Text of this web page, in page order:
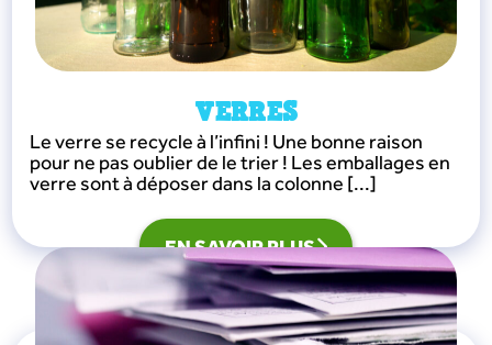
VERRES
Le verre se recycle à l’infini ! Une bonne raison
pour ne pas oublier de le trier ! Les emballages en
verre sont à déposer dans la colonne [...]
EN SAVOIR PLUS